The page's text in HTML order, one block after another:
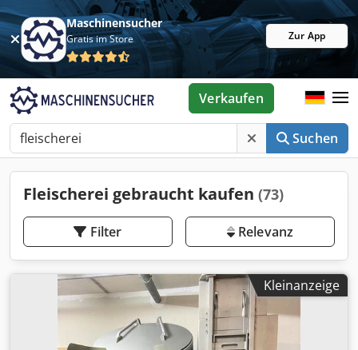
Maschinensucher
Gratis im Store Zur App
Suchen
Verkaufen
Fleischerei gebraucht kaufen (73)
Filter Relevanz
Kleinanzeige